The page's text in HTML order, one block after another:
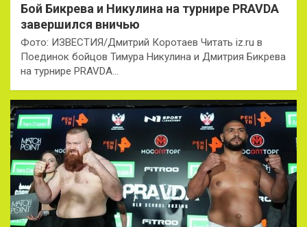
Бой Бикрева и Никулина на турнире PRAVDA
завершился вничью
Фото: ИЗВЕСТИЯ/Дмитрий Коротаев Читать iz.ru в
Поединок бойцов Тимура Никулина и Дмитрия Бикрева
на турнире PRAVDA…